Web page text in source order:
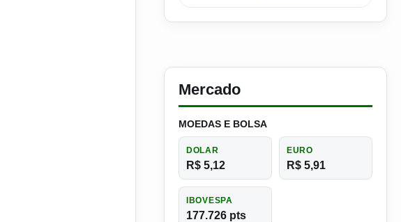
Mercado
MOEDAS E BOLSA
DOLAR
R$ 5,12
EURO
R$ 5,91
IBOVESPA
177.726 pts